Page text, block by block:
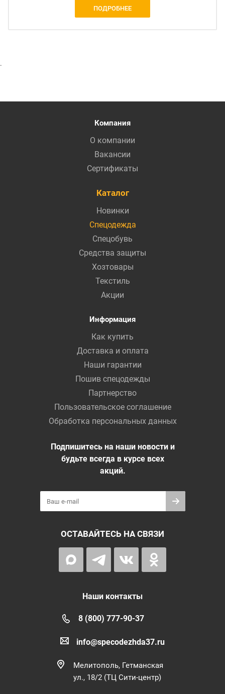
ПОДРОБНЕЕ
.
Компания
О компании
Вакансии
Сертификаты
Каталог
Новинки
Спецодежда
Спецобувь
Средства защиты
Хозтовары
Текстиль
Акции
Информация
Как купить
Доставка и оплата
Наши гарантии
Пошив спецодежды
Партнерство
Пользовательское соглашение
Обработка персональных данных
Подпишитесь на наши новости и
будьте всегда в курсе всех
акций.
ОСТАВАЙТЕСЬ НА СВЯЗИ
Наши контакты
8 (800) 777-90-37
info@specodezhda37.ru
Мелитополь, Гетманская
ул., 18/2 (ТЦ Сити-центр)